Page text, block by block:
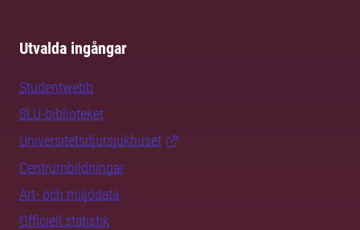
Utvalda ingångar
Studentwebb
SLU-biblioteket
Universitetsdjursjukhuset
Centrumbildningar
Art- och miljödata
Officiell statistik